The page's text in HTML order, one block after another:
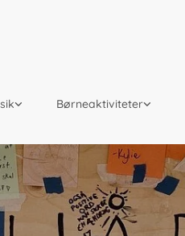
Børneaktiviteter